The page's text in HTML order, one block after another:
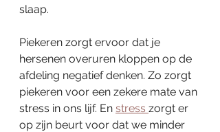
slaap.
Piekeren zorgt ervoor dat je
hersenen overuren kloppen op de
afdeling negatief denken. Zo zorgt
piekeren voor een zekere mate van
stress in ons lijf. En stress zorgt er
op zijn beurt voor dat we minder